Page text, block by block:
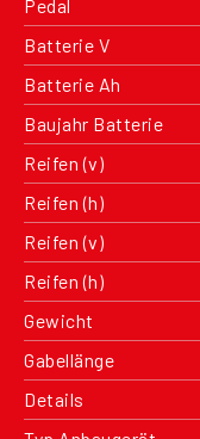
Pedal
Batterie V
Batterie Ah
Baujahr Batterie
Reifen (v)
Reifen (h)
Reifen (v)
Reifen (h)
Gewicht
Gabellänge
Details